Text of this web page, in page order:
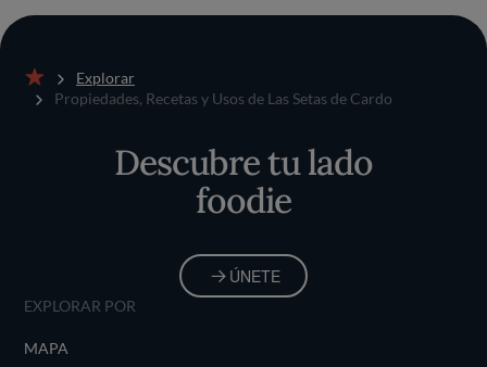
Inicio
Explorar
Propiedades, Recetas y Usos de Las Setas de Cardo
Descubre tu lado
foodie
ÚNETE
EXPLORAR POR
MAPA